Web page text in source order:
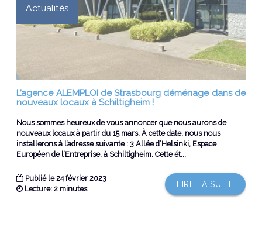
Actualités
L’agence ALEMPLOI de Strasbourg déménage dans de
nouveaux locaux à Schiltigheim !
Nous sommes heureux de vous annoncer que nous aurons de
nouveaux locaux à partir du 15 mars. À cette date, nous nous
installerons à l’adresse suivante : 3 Allée d’Helsinki, Espace
Européen de l’Entreprise, à Schiltigheim. Cette ét...
Publié le 24 février 2023
LIRE LA SUITE
Lecture: 2 minutes